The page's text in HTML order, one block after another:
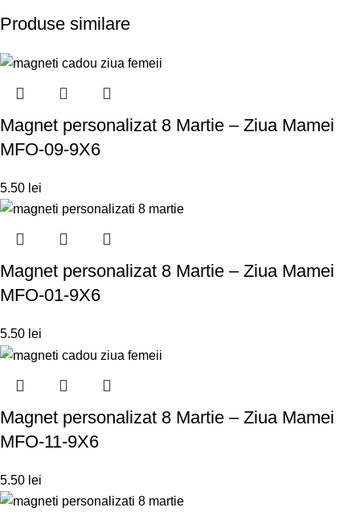
Produse similare
Magnet personalizat 8 Martie – Ziua Mamei
MFO-09-9X6
5.50 lei
Magnet personalizat 8 Martie – Ziua Mamei
MFO-01-9X6
5.50 lei
Magnet personalizat 8 Martie – Ziua Mamei
MFO-11-9X6
5.50 lei